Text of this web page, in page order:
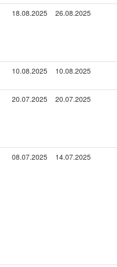
18.08.2025 26.08.2025
10.08.2025 10.08.2025
20.07.2025 20.07.2025
08.07.2025 14.07.2025